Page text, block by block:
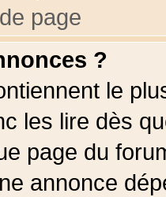
page
?
le
les lire dès
page du
annonce